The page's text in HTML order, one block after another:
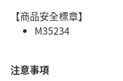
【商品安全標章】
M35234
注意事項